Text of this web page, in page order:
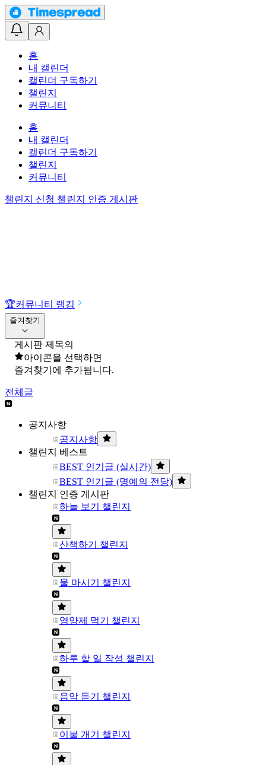
홈
내 캘린더
캘린더 구독하기
챌린지
커뮤니티
홈
내 캘린더
캘린더 구독하기
챌린지
커뮤니티
챌린지 신청 챌린지 인증 게시판
🏆커뮤니티 랭킹
즐겨찾기
게시판 제목의
아이콘을 선택하면
즐겨찾기에 추가됩니다.
전체글
공지사항
공지사항
챌린지 베스트
BEST 인기글 (실시간)
BEST 인기글 (명예의 전당)
챌린지 인증 게시판
하늘 보기 챌린지
산책하기 챌린지
물 마시기 챌린지
영양제 먹기 챌린지
하루 할 일 작성 챌린지
음악 듣기 챌린지
이불 개기 챌린지